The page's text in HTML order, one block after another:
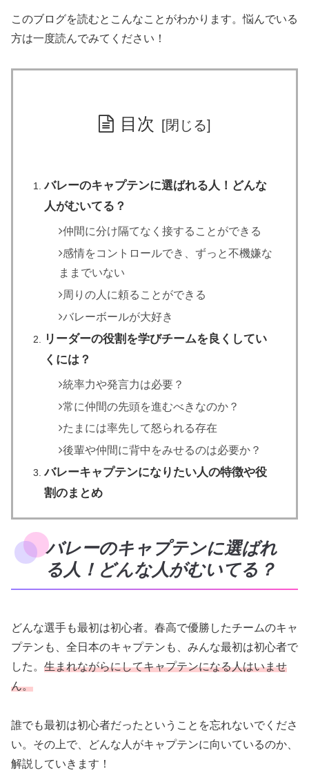
このブログを読むとこんなことがわかります。悩んでいる
方は一度読んでみてください！
目次
バレーのキャプテンに選ばれる人！どんな
人がむいてる？
仲間に分け隔てなく接することができる
感情をコントロールでき、ずっと不機嫌な
ままでいない
周りの人に頼ることができる
バレーボールが大好き
リーダーの役割を学びチームを良くしてい
くには？
統率力や発言力は必要？
常に仲間の先頭を進むべきなのか？
たまには率先して怒られる存在
後輩や仲間に背中をみせるのは必要か？
バレーキャプテンになりたい人の特徴や役
割のまとめ
バレーのキャプテンに選ばれ
る人！どんな人がむいてる？
どんな選手も最初は初心者。春高で優勝したチームのキャ
プテンも、全日本のキャプテンも、みんな最初は初心者で
した。 生まれながらにしてキャプテンになる人はいませ
ん。
誰でも最初は初心者だったということを忘れないでくださ
い。その上で、どんな人がキャプテンに向いているのか、
解説していきます！